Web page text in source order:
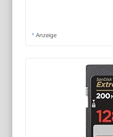
* Anzeige